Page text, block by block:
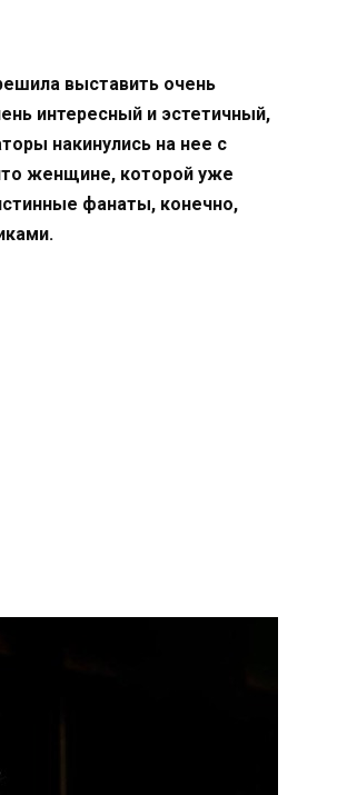
выставить очень
интересный и эстетичный,
накинулись на нее с
женщине, которой уже
фанаты, конечно,